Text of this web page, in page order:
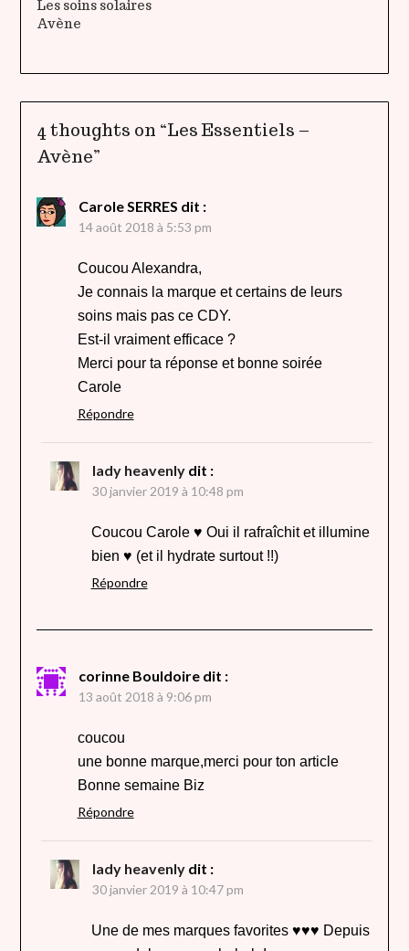
Les soins solaires
Avène
4 thoughts on “Les Essentiels –
Avène”
Carole SERRES dit :
14 août 2018 à 5:53 pm
Coucou Alexandra,
Je connais la marque et certains de leurs
soins mais pas ce CDY.
Est-il vraiment efficace ?
Merci pour ta réponse et bonne soirée
Carole
Répondre
lady heavenly dit :
30 janvier 2019 à 10:48 pm
Coucou Carole ♥ Oui il rafraîchit et illumine
bien ♥ (et il hydrate surtout !!)
Répondre
corinne Bouldoire dit :
13 août 2018 à 9:06 pm
coucou
une bonne marque,merci pour ton article
Bonne semaine Biz
Répondre
lady heavenly dit :
30 janvier 2019 à 10:47 pm
Une de mes marques favorites ♥♥♥ Depuis